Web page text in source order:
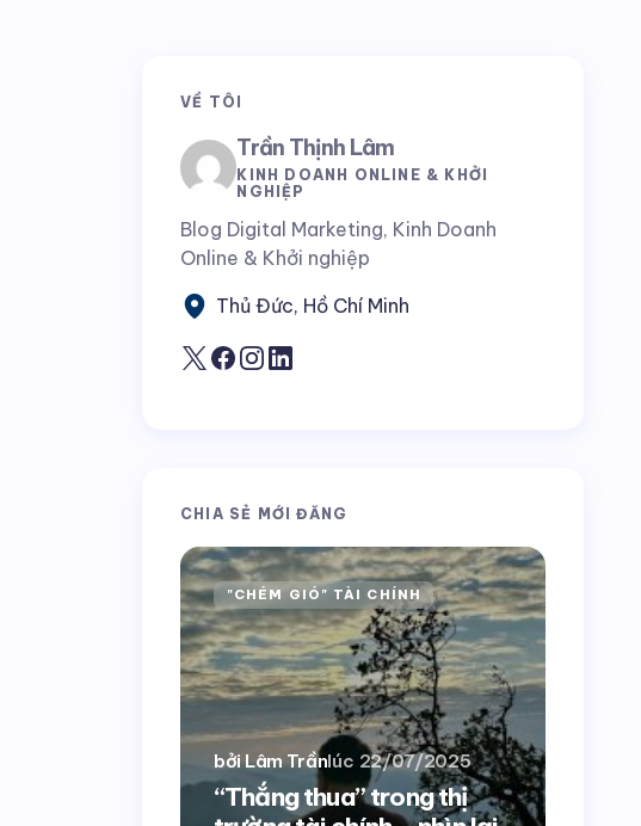
VỀ TÔI
Trần Thịnh Lâm
KINH DOANH ONLINE & KHỞI
NGHIỆP
Blog Digital Marketing, Kinh Doanh
Online & Khởi nghiệp
Thủ Đức, Hồ Chí Minh
CHIA SẺ MỚI ĐĂNG
"CHÉM GIÓ" TÀI CHÍNH
“Thắng thua” trong thị
bởi Lâm Trầnlúc 22/07/2025